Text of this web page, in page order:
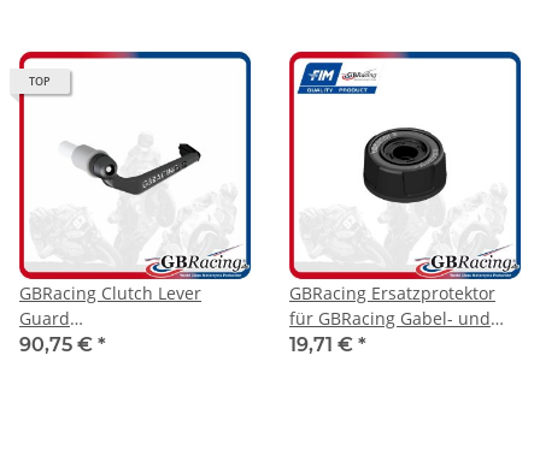
TOP
GBRacing Clutch Lever
Guard
Kupplungshebelschützer
90,75 € *
GBRacing Ersatzprotektor
für GBRacing Gabel- und
Schwingenprotektoren
19,71 € *